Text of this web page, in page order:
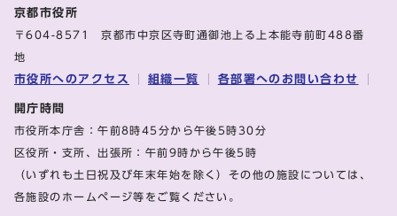
京都市役所
〒604-8571 京都市中京区寺町通御池上る上本能寺前町488番
地
市役所へのアクセス 組織一覧 各部署へのお問い合わせ
開庁時間
市役所本庁舎：午前8時45分から午後5時30分
区役所・支所、出張所：午前9時から午後5時
（いずれも土日祝及び年末年始を除く）その他の施設については、
各施設のホームページ等をご覧ください。